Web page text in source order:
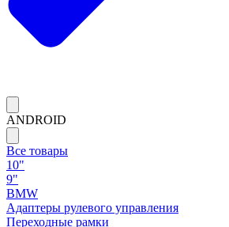
ANDROID
Все товары
10"
9"
BMW
Адаптеры рулевого управления
Переходные рамки